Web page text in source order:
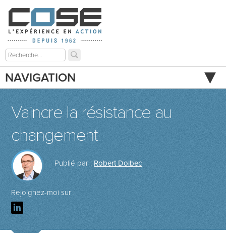
NAVIGATION
Vaincre la résistance au
changement
Publié par :Robert Dolbec
Rejoignez-moi sur :